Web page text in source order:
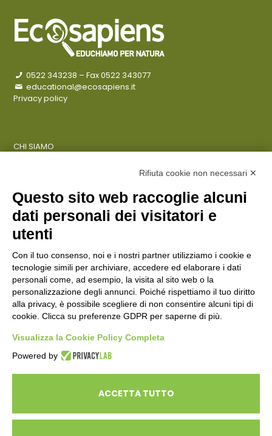
0522 343238 – Fax 0522 343077
educational@ecosapiens.it
Privacy policy
CHI SIAMO
ENTI PUBBLICI
SCUOLE
CITTADINI E FAMIGLIE
CONTATTI
Seguici su:
Italiano
ECOSAPIENS è un marchio L’Ovile Cooperativa Sociale
Albo Cooperative a mutualità prevalente n.A114164
Rifiuta cookie non necessari ✕
Questo sito web raccoglie alcuni
dati personali dei visitatori e
utenti
Con il tuo consenso, noi e i nostri partner utilizziamo i cookie e
tecnologie simili per archiviare, accedere ed elaborare i dati
personali come, ad esempio, la visita al sito web o la
personalizzazione degli annunci. Poiché rispettiamo il tuo diritto
alla privacy, è possibile scegliere di non consentire alcuni tipi di
cookie. Clicca su preferenze GDPR per saperne di più.
Visualizza la Cookie Policy Completa
Powered by
ACCETTA TUTTO